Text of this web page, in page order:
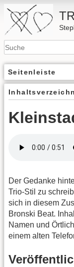
Seitenleiste
Der Gedanke
Trio-Stil zu
sich in diesem
Bronski Beat.
Namen und
einem alten